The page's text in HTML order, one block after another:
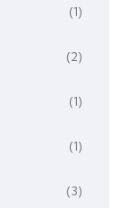
(1)
(2)
(1)
(1)
(3)